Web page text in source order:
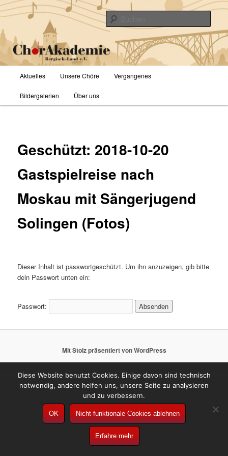
Zum
primären
Inhalt
springenChorAkademie Bergisch-Land e.V.
Aktuelles Unsere Chöre Vergangenes
Bildergalerien Über uns
Geschützt: 2018-10-20
Gastspielreise nach
Moskau mit Sängerjugend
Solingen (Fotos)
Dieser Inhalt ist passwortgeschützt. Um ihn anzuzeigen, gib bitte
dein Passwort unten ein:
Passwort:
Mit Stolz präsentiert von WordPress
Diese Website benutzt Cookies. Einige davon sind technisch
notwendig, andere helfen uns, unsere Seite zu analysieren
und zu verbessern.
OK Nicht-funktionale Cookies ablehnen
Erfahre mehr